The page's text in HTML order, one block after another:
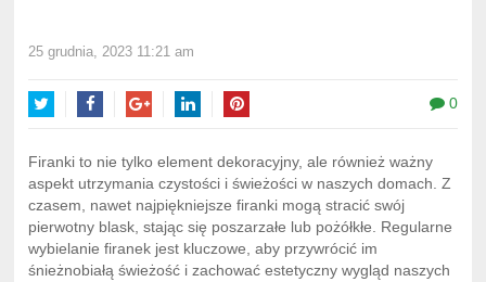
25 grudnia, 2023 11:21 am
0
Firanki to nie tylko element dekoracyjny, ale również ważny
aspekt utrzymania czystości i świeżości w naszych domach. Z
czasem, nawet najpiękniejsze firanki mogą stracić swój
pierwotny blask, stając się poszarzałe lub pożółkłe. Regularne
wybielanie firanek jest kluczowe, aby przywrócić im
śnieżnobiałą świeżość i zachować estetyczny wygląd naszych